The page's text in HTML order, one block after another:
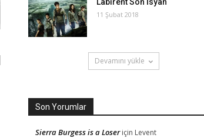
11 Şubat 2018
Devamını yükle
Son Yorumlar
Sierra Burgess is a Loseriçin Levent